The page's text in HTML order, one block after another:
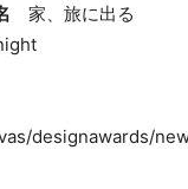
家、旅に出る
designawards/